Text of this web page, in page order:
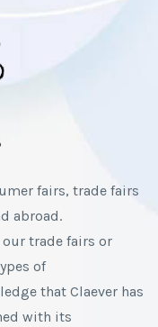
fairs, trade fairs
abroad.
trade fairs or
of
that Claever has
with its